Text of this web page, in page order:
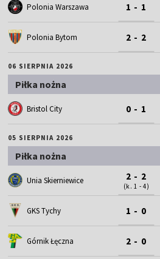
Polonia Warszawa 1 - 1
Polonia Bytom 2 - 2
06 SIERPNIA 2026
Piłka nożna
Bristol City 0 - 1
05 SIERPNIA 2026
Piłka nożna
Unia Skierniewice 2 - 2
(k. 1 - 4)
GKS Tychy 1 - 0
Górnik Łęczna 2 - 0